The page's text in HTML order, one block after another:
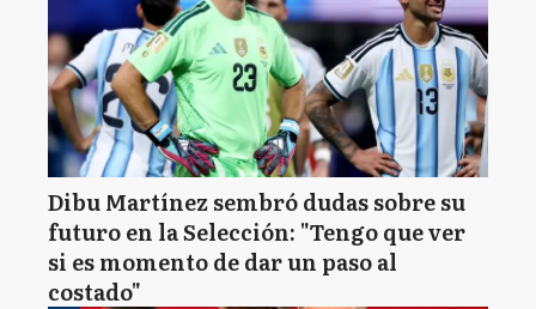
Dibu Martínez sembró dudas sobre su
futuro en la Selección: "Tengo que ver
si es momento de dar un paso al
costado"